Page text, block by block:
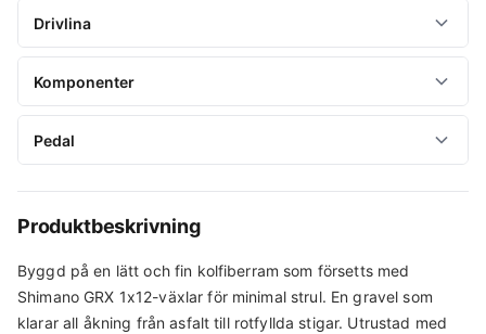
Hjulstorlek
28"
Pirelli Cinturato™ GRAVEL M Classic (45-622)
Drivlina
Bakväxel
Shimano GRX RX822, SGS, max 51T
Kedja
Shimano SLX M7100, 12-växlat
Komponenter
Velomann Gravel ICR aluminium. Flare: 16° Drop: 130mm
Styrstam
Velomann AICR Alloy Rise: -2° Styrrörsdiameter: 1-1/8″”
Pedal
Produktbeskrivning
Byggd på en lätt och fin kolfiberram som försetts med
Shimano GRX 1x12-växlar för minimal strul. En gravel som
klarar all åkning från asfalt till rotfyllda stigar. Utrustad med